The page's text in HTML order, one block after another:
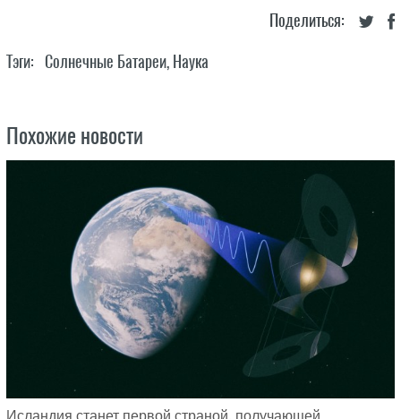
Поделиться:
Тэги: Солнечные Батареи, Наука
Похожие новости